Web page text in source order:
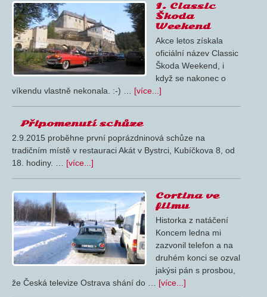
I. Classic
Škoda
Weekend
Akce letos získala
oficiální název Classic
Škoda Weekend, i
když se nakonec o
víkendu vlastně nekonala. :-) … [více...]
Připomenutí schůze
2.9.2015 proběhne první poprázdninová schůze na
tradičním místě v restauraci Akát v Bystrci, Kubíčkova 8, od
18. hodiny. … [více...]
Cortina ve
filmu
Historka z natáčení
Koncem ledna mi
zazvonil telefon a na
druhém konci se ozval
jakýsi pán s prosbou,
že Česká televize Ostrava shání do … [více...]